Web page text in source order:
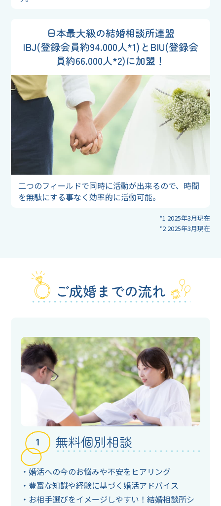
日本最大級の結婚相談所連盟
IBJ(登録会員約94.000人*1)と BIU(登録会
員約66.000人*2)に加盟！
二つのフィールドで同時に活動が出来るので、時間
を無駄にする事なく効率的に活動可能。
*1 2025年3月現在
*2 2025年3月現在
ご成婚までの流れ
無料個別相談
・婚活への今のお悩みや不安をヒアリング
・豊富な知識や経験に基づく婚活アドバイス
・お相⼿選びをイメージしやすい！結婚相談所シ